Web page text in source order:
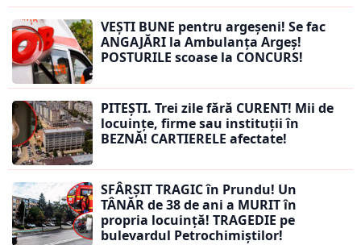
VEȘTI BUNE pentru argeșeni! Se fac
ANGAJĂRI la Ambulanța Argeș!
POSTURILE scoase la CONCURS!
PITEȘTI. Trei zile fără CURENT! Mii de
locuințe, firme sau instituții în
BEZNĂ! CARTIERELE afectate!
SFÂRȘIT TRAGIC în Prundu! Un
TÂNĂR de 38 de ani a MURIT în
propria locuință! TRAGEDIE pe
bulevardul Petrochimiștilor!